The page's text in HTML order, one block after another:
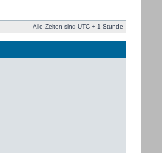
Alle Zeiten sind UTC + 1 Stunde